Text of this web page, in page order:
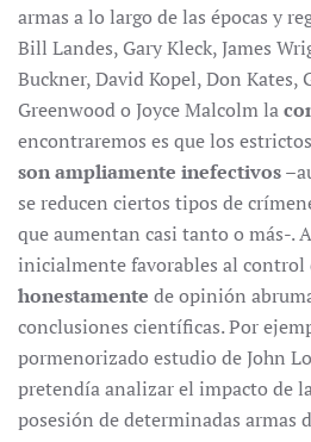
armas a lo largo de las épocas y
Bill Landes, Gary Kleck, James
Buckner, David Kopel, Don Kates,
Greenwood o Joyce Malcolm la
encontraremos es que los estrictos
son ampliamente inefectivos
se reducen ciertos tipos de
que aumentan casi tanto o más-.
inicialmente favorables al control
honestamente de opinión
conclusiones científicas. Por
pormenorizado estudio de John
pretendía analizar el impacto de
posesión de determinadas armas